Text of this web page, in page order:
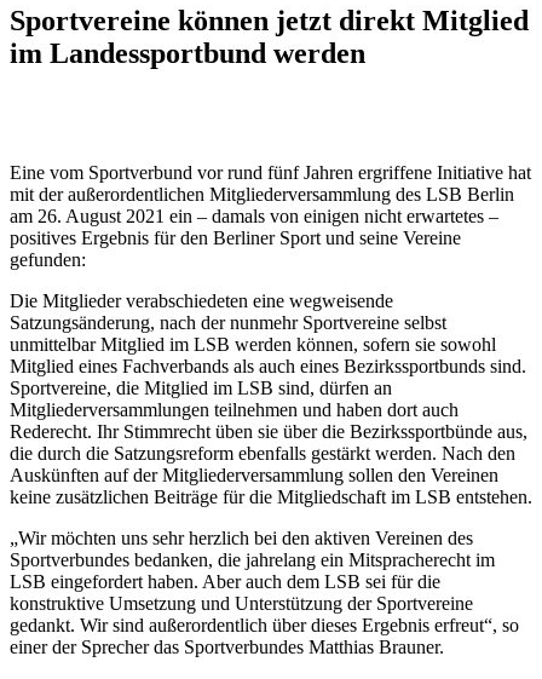
Sportvereine können jetzt direkt Mitglied
im Landessportbund werden
Eine vom Sportverbund vor rund fünf Jahren ergriffene Initiative hat
mit der außerordentlichen Mitgliederversammlung des LSB Berlin
am 26. August 2021 ein – damals von einigen nicht erwartetes –
positives Ergebnis für den Berliner Sport und seine Vereine
gefunden:
Die Mitglieder verabschiedeten eine wegweisende
Satzungsänderung, nach der nunmehr Sportvereine selbst
unmittelbar Mitglied im LSB werden können, sofern sie sowohl
Mitglied eines Fachverbands als auch eines Bezirkssportbunds sind.
Sportvereine, die Mitglied im LSB sind, dürfen an
Mitgliederversammlungen teilnehmen und haben dort auch
Rederecht. Ihr Stimmrecht üben sie über die Bezirkssportbünde aus,
die durch die Satzungsreform ebenfalls gestärkt werden. Nach den
Auskünften auf der Mitgliederversammlung sollen den Vereinen
keine zusätzlichen Beiträge für die Mitgliedschaft im LSB entstehen.
„Wir möchten uns sehr herzlich bei den aktiven Vereinen des
Sportverbundes bedanken, die jahrelang ein Mitspracherecht im
LSB eingefordert haben. Aber auch dem LSB sei für die
konstruktive Umsetzung und Unterstützung der Sportvereine
gedankt. Wir sind außerordentlich über dieses Ergebnis erfreut“, so
einer der Sprecher das Sportverbundes Matthias Brauner.